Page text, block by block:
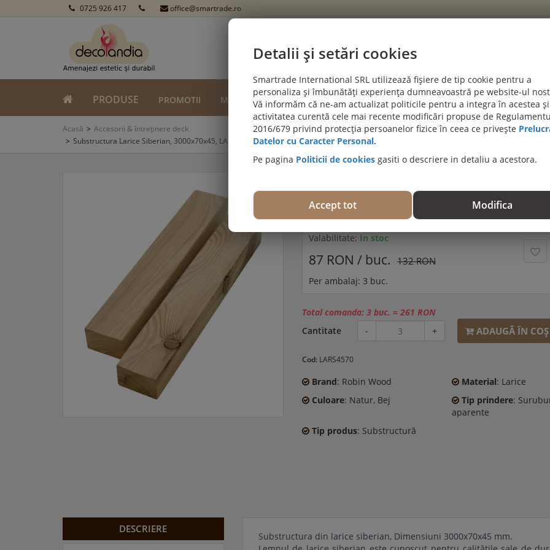
0725 926 417 office@smartrade.ro
CATEGORII
PRODUSE PROMOTII MONTAJ PROIECTE CLIENTI BLOG DESPRE NOI AJUTĂ-MĂ SĂ
Acasă
Accesorii & întreținere deck
Substructura Larice Siberian, 3000x70x45, LARS4570
Viziteaza secțiunea de pardoseli SPC SI LVT PROMOȚII DE IULIE! PODELE TERASĂ DIN LEMN
Trebuie să fiţi autentificat pentru a evalua acest produs.
(0 evaluări)
Valabilitate: In stoc
87 RON / buc. 132 RON
Per ambalaj: 3 buc.
Total comanda: 3 buc. = 261 RON
Cantitate
- + ADAUGĂ ÎN COŞ
Cod: LARS4570
Brand: Robin Wood Material: Larice
Culoare: Natur, Bej Tip prindere:
aparente
Tip produs: Substructură
DESCRIERE
Substructura din larice siberian, Dimensiuni 3000x70x45 mm.
Detalii și setări cookies
Smartrade International SRL utilizează fișiere de tip cookie pentru a
personaliza și îmbunătăți experiența dumneavoastră pe website-ul
Vă informăm că ne-am actualizat politicile pentru a integra în acestea
activitatea curentă cele mai recente modificări propuse de
2016/679 privind protecția persoanelor fizice în ceea ce privește
Datelor cu Caracter Personal.
Pe pagina Politicii de cookies gasiti o descriere in detaliu a acestora.
Accept tot Modifica